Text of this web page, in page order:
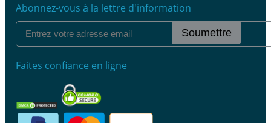
Abonnez-vous à la lettre d'information
Soumettre
Faites confiance en ligne